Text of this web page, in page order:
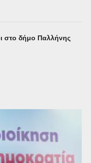
στο δήμο Παλλήνης